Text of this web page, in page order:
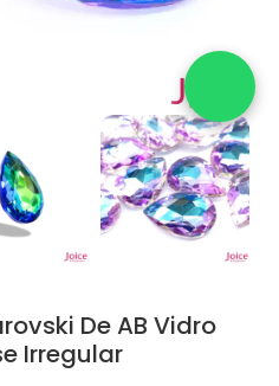
De AB Vidro
Irregular